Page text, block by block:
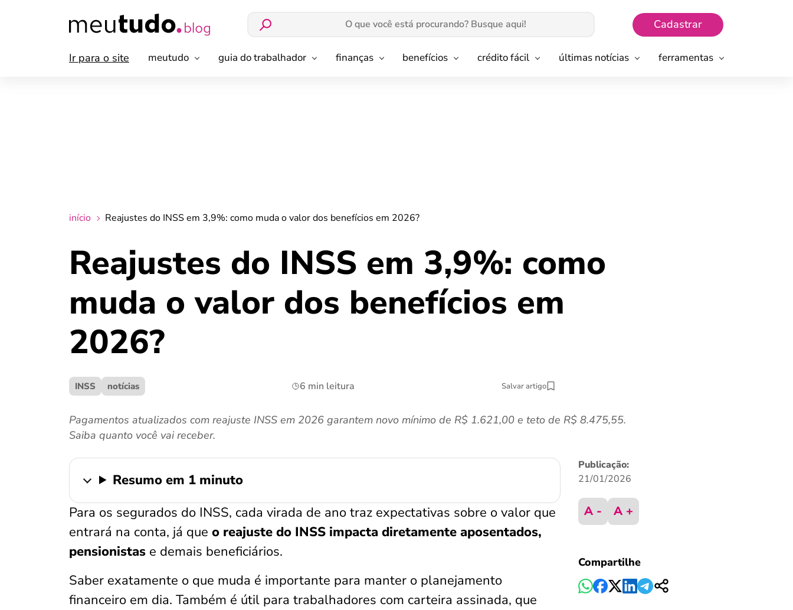
Cadastrar
Ir para o site meutudo guia do trabalhador finanças benefícios crédito fácil últimas notícias ferramentas
início Reajustes do INSS em 3,9%: como muda o valor dos benefícios em 2026?
Reajustes do INSS em 3,9%: como
muda o valor dos benefícios em
2026?
INSS notícias 6 min leitura Salvar artigo
Pagamentos atualizados com reajuste INSS em 2026 garantem novo mínimo de R$ 1.621,00 e teto de R$ 8.475,55.
Saiba quanto você vai receber.
Resumo em 1 minuto
Para os segurados do INSS, cada virada de ano traz expectativas sobre o valor que
entrará na conta, já que o reajuste do INSS impacta diretamente aposentados,
pensionistas e demais beneficiários.
Saber exatamente o que muda é importante para manter o planejamento
financeiro em dia. Também é útil para trabalhadores com carteira assinada, que
Publicação:
21/01/2026
A - A +
Compartilhe